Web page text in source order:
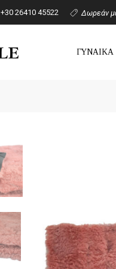
+30 26410 45522 Δωρεάν
ΓΥΝΑΙΚΑ